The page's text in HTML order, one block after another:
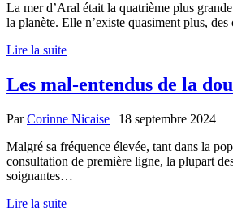
La mer d’Aral était la quatrième plus
la planète. Elle n’existe quasiment plus,
Lire la suite
Les mal-entendus de la
ParCorinne Nicaise | 18 septembre 2024
Malgré sa fréquence élevée, tant dans la
consultation de première ligne, la plupart
soignantes…
Lire la suite